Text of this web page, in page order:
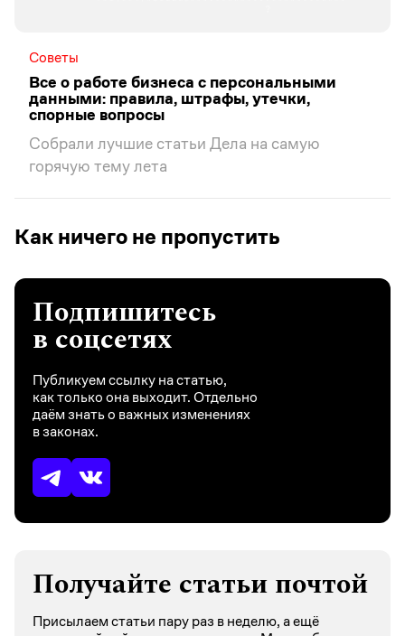
Советы
Все о работе бизнеса с персональными
данными: правила, штрафы, утечки,
спорные вопросы
Собрали лучшие статьи Дела на самую
горячую тему лета
Как ничего не пропустить
Подпишитесь
в соцсетях
Публикуем ссылку на статью,
как только она выходит. Отдельно
даём знать о важных изменениях
в законах.
Получайте статьи почтой
Присылаем статьи пару раз в неделю, а ещё